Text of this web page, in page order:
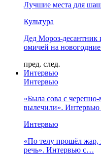
Лучшие места для
Культура
Дед Мороз-десантник
омичей на
пред. след.
Интервью
Интервью
«Была сова с
вылечили».
Интервью
«По телу прошёл жар,
речь». Интервью с…